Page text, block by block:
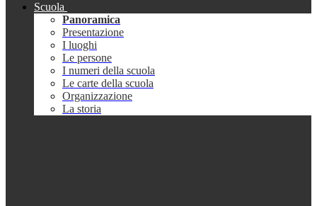
Scuola
Panoramica
Presentazione
I luoghi
Le persone
I numeri della scuola
Le carte della scuola
Organizzazione
La storia